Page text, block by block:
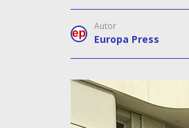
Autor
Europa Press